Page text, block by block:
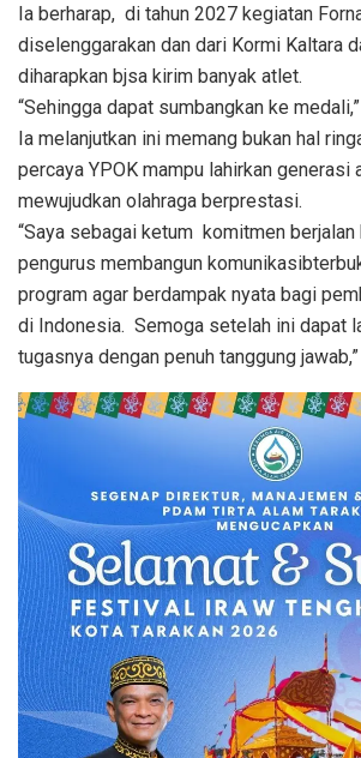
Ia berharap, di tahun 2027 kegiatan
diselenggarakan dan dari Kormi Kaltara
diharapkan bjsa kirim banyak atlet.
“Sehingga dapat sumbangkan ke
Ia melanjutkan ini memang bukan hal
percaya YPOK mampu lahirkan generasi
mewujudkan olahraga berprestasi.
“Saya sebagai ketum komitmen
pengurus membangun
program agar berdampak nyata bagi
di Indonesia. Semoga setelah ini dapat
tugasnya dengan penuh tanggung